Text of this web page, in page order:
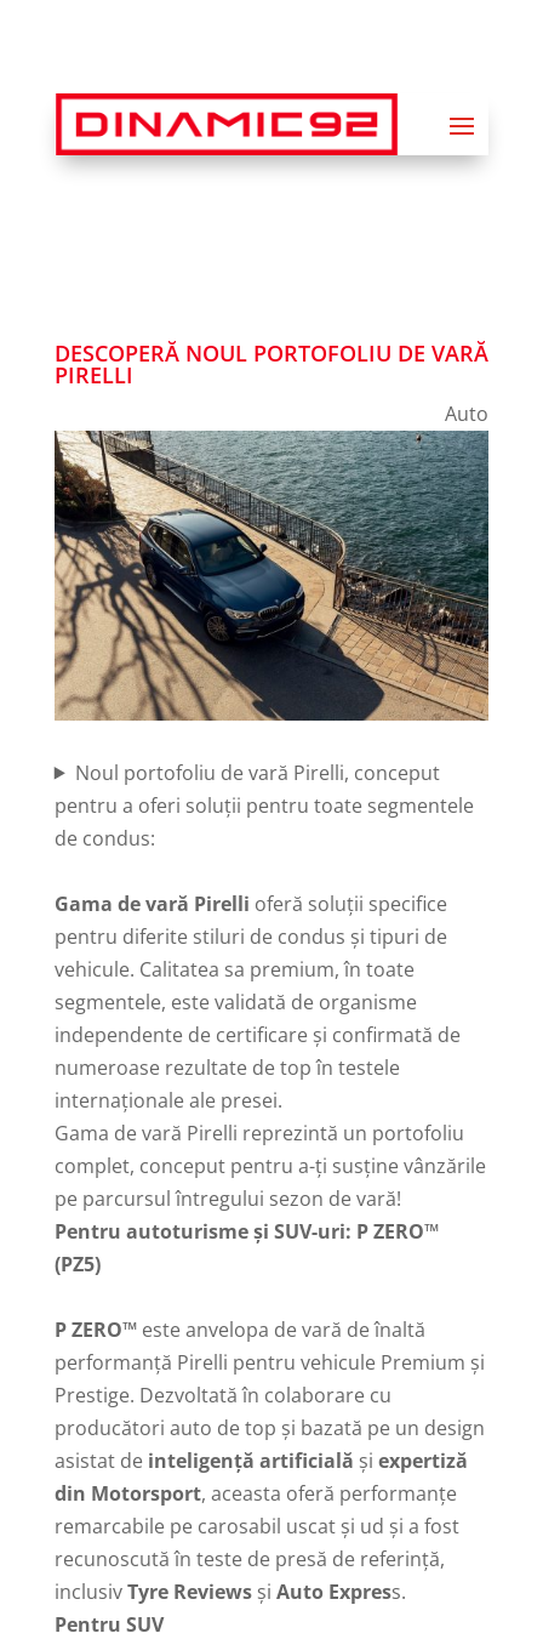
DESCOPERĂ NOUL PORTOFOLIU DE VARĂ
PIRELLI
Auto
Noul portofoliu de vară Pirelli, conceput
pentru a oferi soluții pentru toate segmentele
de condus:
Gama de vară Pirelli oferă soluții specifice
pentru diferite stiluri de condus și tipuri de
vehicule. Calitatea sa premium, în toate
segmentele, este validată de organisme
independente de certificare și confirmată de
numeroase rezultate de top în testele
internaționale ale presei.
Gama de vară Pirelli reprezintă un portofoliu
complet, conceput pentru a-ți susține vânzările
pe parcursul întregului sezon de vară!
Pentru autoturisme și SUV-uri: P ZERO™
(PZ5)
P ZERO™este anvelopa de vară de înaltă
performanță Pirelli pentru vehicule Premium și
Prestige. Dezvoltată în colaborare cu
producători auto de top și bazată pe un design
asistat de inteligență artificială și expertiză
din Motorsport, aceasta oferă performanțe
remarcabile pe carosabil uscat și ud și a fost
recunoscută în teste de presă de referință,
inclusivTyre Reviewsși Auto Express.
Pentru SUV